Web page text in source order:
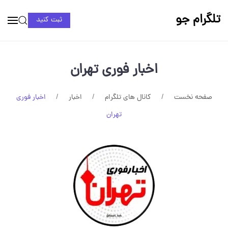
تلگرام جو ثبت کنید
اخبار فوری تهران
صفحه نخست کانال های تلگرام اخبار
اخبار فوری
تهران